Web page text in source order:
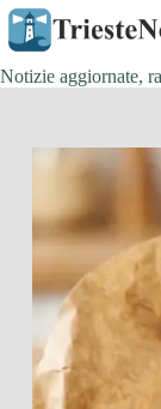
Salta
contenuto
Notizie aggiornate,